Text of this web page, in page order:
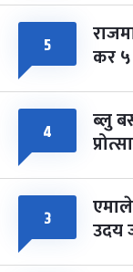
५ कर ५
४ ब्लु
३ उदय